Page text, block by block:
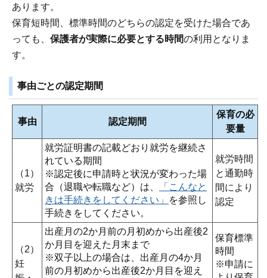
あります。
保育短時間、標準時間のどちらの認定を受けた場合であ
っても、 保護者が実際に必要とする時間の利用となりま
す。
事由ごとの認定期間
事由 認定期間
保育の必
要量
（1）
就労
就労証明書の記載どおり就労を継続さ
れている期間
※認定後に申請時と状況が変わった場
合（退職や転職など）は、
「こんなと
きは手続きをしてください」
を参照し
手続きをしてください。
就労時間
と通勤時
間により
認定
（2）
妊
出産月の2か月前の月初めから出産後2
か月目を迎えた月末まで
※双子以上の場合は、出産月の4か月
前の月初めから出産後2か月目を迎え
保育標準
時間
※申請に